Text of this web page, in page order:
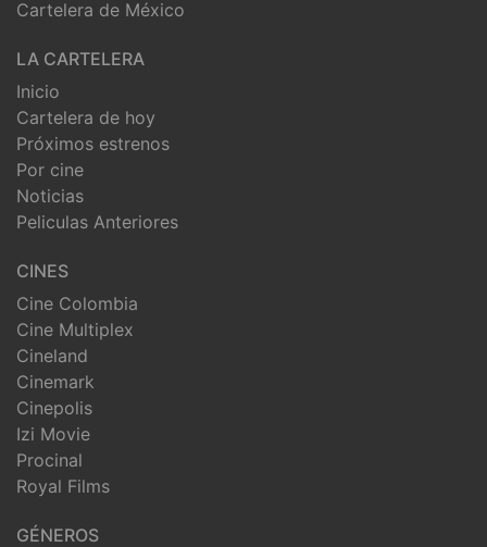
Cartelera de México
LA CARTELERA
Inicio
Cartelera de hoy
Próximos estrenos
Por cine
Noticias
Peliculas Anteriores
CINES
Cine Colombia
Cine Multiplex
Cineland
Cinemark
Cinepolis
Izi Movie
Procinal
Royal Films
GÉNEROS